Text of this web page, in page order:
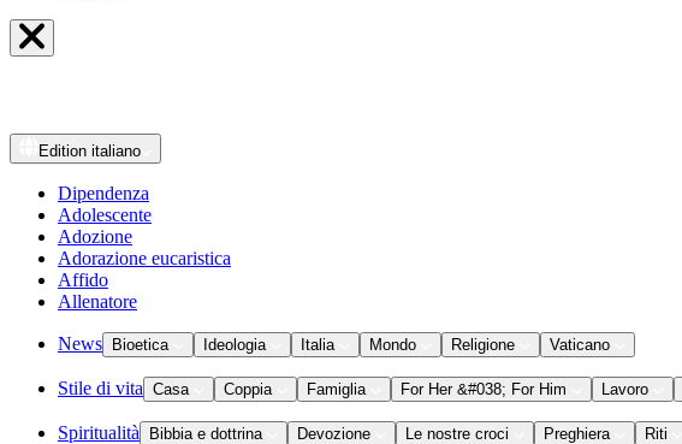
Edition italiano
Dipendenza
Adolescente
Adozione
Adorazione eucaristica
Affido
Allenatore
News Bioetica Ideologia Italia Mondo Religione Vaticano
Stile di vita Casa Coppia Famiglia For Her &#038; For Him Lavoro
Spiritualità Bibbia e dottrina Devozione Le nostre croci Preghiera Riti